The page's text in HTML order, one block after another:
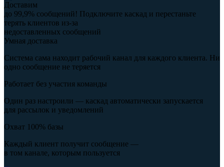
Доставим
до 99,9% сообщений! Подключите каскад и перестаньте
терять клиентов из-за
недоставленных сообщений
Умная доставка
Система сама находит рабочий канал для каждого клиента. Ни
одно сообщение не теряется
Работает без участия команды
Один раз настроили — каскад автоматически запускается
для рассылок и уведомлений
Охват 100% базы
Каждый клиент получит сообщение —
в том канале, которым пользуется